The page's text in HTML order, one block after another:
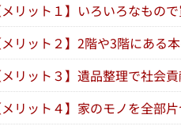
メリット１】いろいろなもの
メリット２】2階や3階にある
メリット３】遺品整理で社会
メリット４】家のモノを全部